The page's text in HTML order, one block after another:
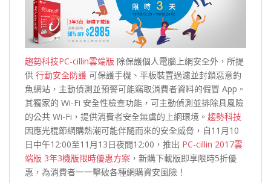
趨勢科技PC-cillin雲端版 除保護個人電腦上網安全外，所提
供 行動安全防護 可保護手機、平板裝置過濾並封鎖惡意釣
魚網站，主動偵測並預警可能竊取消費者資料的假冒 App。
其獨家的 Wi-Fi 安全性檢查功能，可主動偵測並排除具風險
的公共 Wi-Fi，提供消費者安全無虞的上網環境。 趨勢科技
因應光棍節網購熱潮可能伴隨而來的安全威脅，自11月10
日中午12:00至11月13日夜間12:00，推出 PC-cillin 2017雲
端版 3年3機版限時優惠方案 ，新購下載版即享限時5折優
惠，為消費者一一擊破各種網購資安風險！